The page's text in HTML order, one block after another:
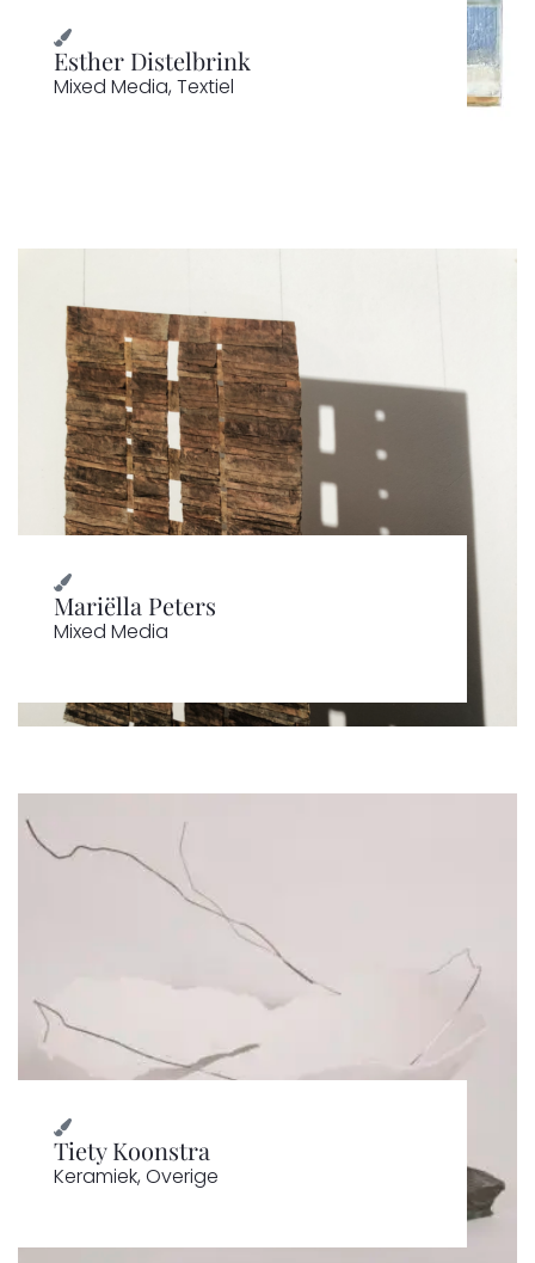
Esther Distelbrink
Mixed Media, Textiel
Mariëlla Peters
Mixed Media
Tiety Koonstra
Keramiek, Overige